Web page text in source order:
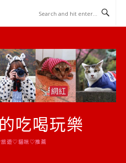
吃喝玩樂
遊♡貓咪♡推薦